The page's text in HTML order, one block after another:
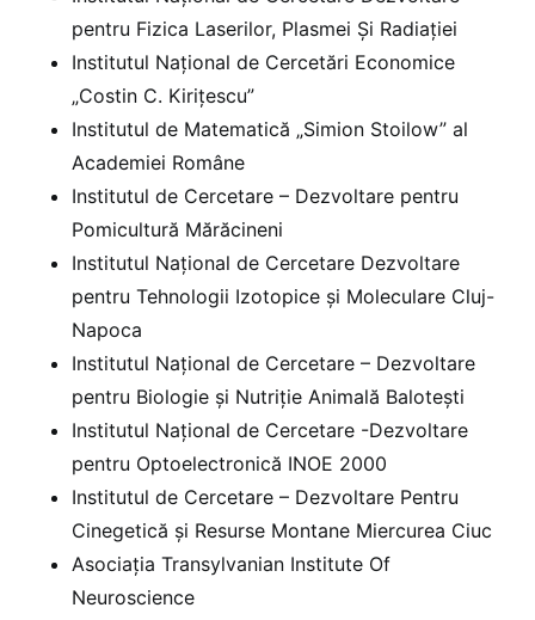
pentru Fizica Laserilor, Plasmei Și Radiației
Institutul Național de Cercetări Economice
„Costin C. Kirițescu”
Institutul de Matematică „Simion Stoilow” al
Academiei Române
Institutul de Cercetare – Dezvoltare pentru
Pomicultură Mărăcineni
Institutul Național de Cercetare Dezvoltare
pentru Tehnologii Izotopice și Moleculare Cluj-
Napoca
Institutul Național de Cercetare – Dezvoltare
pentru Biologie și Nutriție Animală Balotești
Institutul Național de Cercetare -Dezvoltare
pentru Optoelectronică INOE 2000
Institutul de Cercetare – Dezvoltare Pentru
Cinegetică și Resurse Montane Miercurea Ciuc
Asociația Transylvanian Institute Of
Neuroscience